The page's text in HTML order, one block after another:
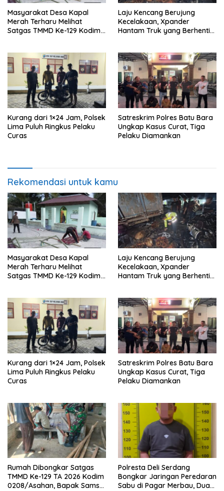
Masyarakat Desa Kapal
Merah Terharu Melihat
Satgas TMMD Ke-129 Kodim
Mushollah Al Maghribi
Laju Kencang Berujung
Kecelakaan, Xpander
Hantam Truk yang Berhenti
Kurang dari 1×24 Jam, Polsek
Lima Puluh Ringkus Pelaku
Curas
Satreskrim Polres Batu Bara
Ungkap Kasus Curat, Tiga
Pelaku Diamankan
Rekomendasi untuk kamu
Masyarakat Desa Kapal
Merah Terharu Melihat
Satgas TMMD Ke-129 Kodim
Mushollah Al Maghribi
Laju Kencang Berujung
Kecelakaan, Xpander
Hantam Truk yang Berhenti
Kurang dari 1×24 Jam, Polsek
Lima Puluh Ringkus Pelaku
Curas
Satreskrim Polres Batu Bara
Ungkap Kasus Curat, Tiga
Pelaku Diamankan
Rumah Dibongkar Satgas
TMMD Ke-129 TA 2026 Kodim
0208/Asahan, Bapak Samsul
Polresta Deli Serdang
Bongkar Jaringan Peredaran
Sabu di Pagar Merbau, Dua